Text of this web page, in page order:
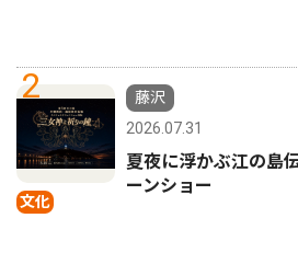
2
文化
藤沢
2026.07.31
夏夜に浮かぶ江の島
ーンショー